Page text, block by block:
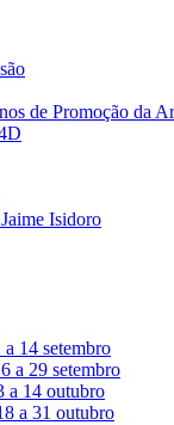
de Promoção da
Isidoro
a 14 setembro
a 29 setembro
a 14 outubro
a 31 outubro